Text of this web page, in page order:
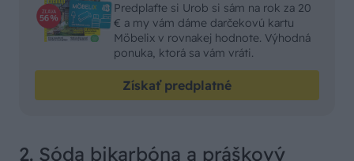
Predplaťte si Urob si sám na rok za 20
€ a my vám dáme darčekovú kartu
Möbelix v rovnakej hodnote. Výhodná
ponuka, ktorá sa vám vráti.
Získať predplatné
2. Sóda bikarbóna a práškový